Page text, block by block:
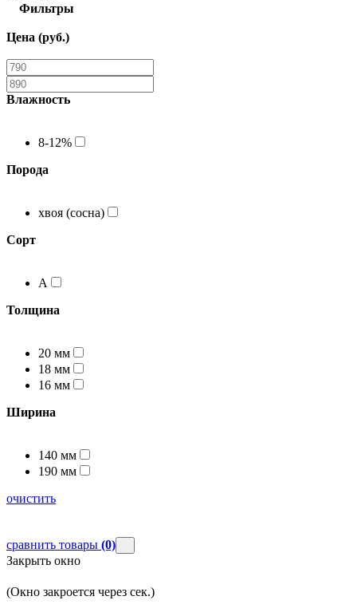
Фильтры
Цена (руб.)
Влажность
8-12%
Порода
хвоя (сосна)
Сорт
А
Толщина
20 мм
18 мм
16 мм
Ширина
140 мм
190 мм
очистить
сравнить товары (0)
Закрыть окно
(Окно закроется через сек.)